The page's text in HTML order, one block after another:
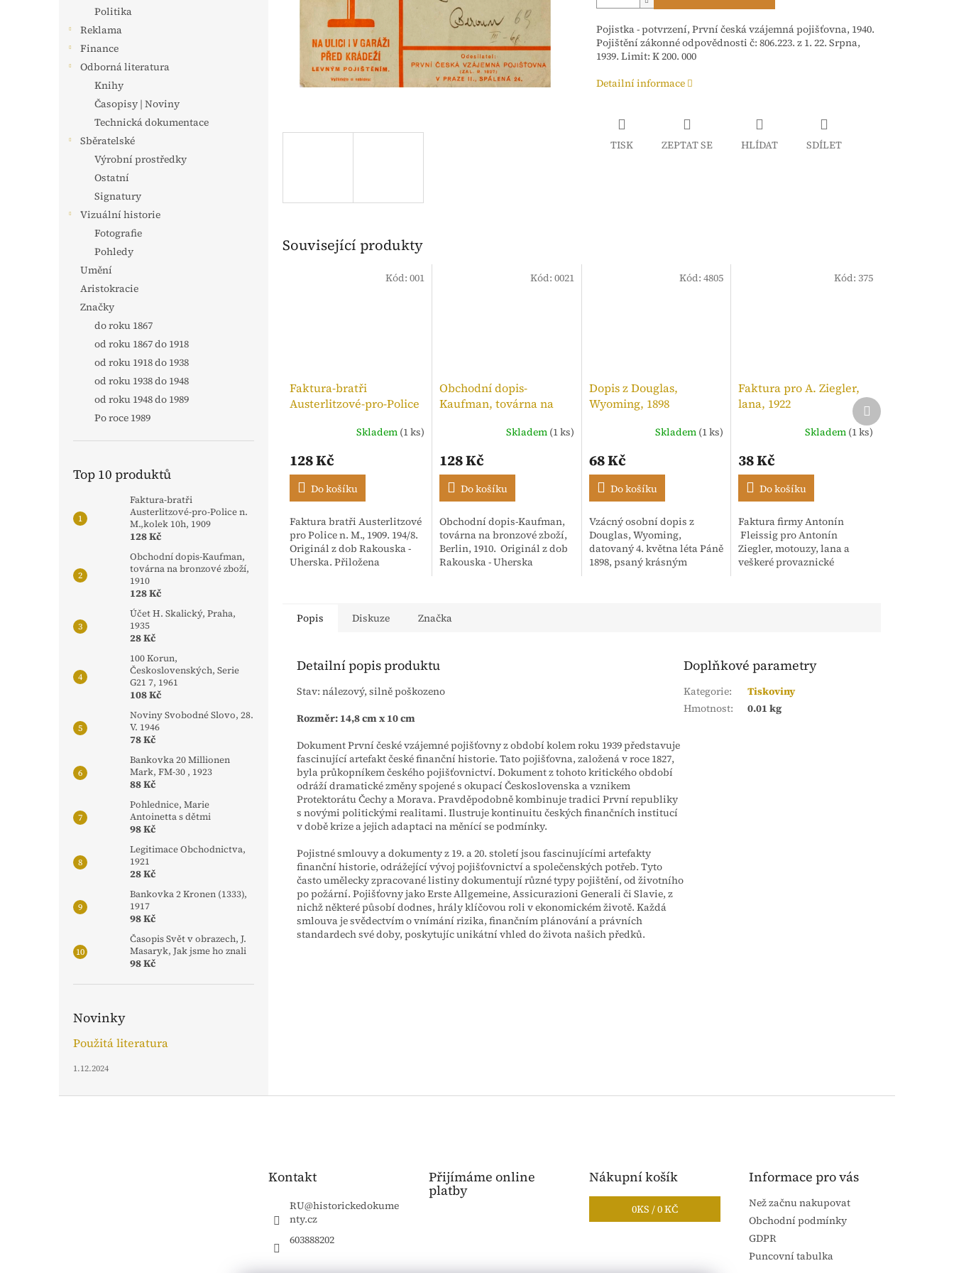
Politika
Reklama
Finance
Odborná literatura
Knihy
Časopisy | Noviny
Technická dokumentace
Sběratelské
Výrobní prostředky
Ostatní
Signatury
Vizuální historie
Fotografie
Pohledy
Umění
Aristokracie
Značky
do roku 1867
od roku 1867 do 1918
od roku 1918 do 1938
od roku 1938 do 1948
od roku 1948 do 1989
Po roce 1989
Top 10 produktů
Faktura-bratři
Austerlitzové-pro-Police n.
M.,kolek 10h, 1909
128 Kč
Obchodní dopis-Kaufman,
továrna na bronzové zboží,
1910
128 Kč
Účet H. Skalický, Praha,
1935
28 Kč
100 Korun,
Československých, Serie
G21 7, 1961
108 Kč
Noviny Svobodné Slovo, 28.
V. 1946
78 Kč
Bankovka 20 Millionen
Mark, FM-30 , 1923
88 Kč
Pohlednice, Marie
Antoinetta s dětmi
98 Kč
Legitimace Obchodnictva,
1921
28 Kč
Bankovka 2 Kronen (1333),
1917
98 Kč
Časopis Svět v obrazech, J.
Masaryk, Jak jsme ho znali
98 Kč
Novinky
Použitá literatura
1.12.2024
Pojistka - potvrzení, První česká vzájemná pojišťovna, 1940.
Pojištění zákonné odpovědnosti č: 806.223. z 1. 22. Srpna,
1939. Limit: K 200. 000
Detailní informace
TISK ZEPTAT SE HLÍDAT SDÍLET
Související produkty
Faktura-bratři
Austerlitzové-pro-Police
Skladem (1 ks)
128 Kč
Do košíku
Faktura bratři Austerlitzové
pro Police n. M., 1909. 194/8.
Originál z dob Rakouska -
Uherska. Přiložena
Kód: 001
Obchodní dopis-
Kaufman, továrna na
Skladem (1 ks)
128 Kč
Do košíku
Obchodní dopis-Kaufman,
továrna na bronzové zboží,
Berlin, 1910. Originál z dob
Rakouska - Uherska
Kód: 0021
Dopis z Douglas,
Wyoming, 1898
produktu
je
5,0
z
5
hvězdiček.
Skladem (1 ks)
68 Kč
Do košíku
Vzácný osobní dopis z
Douglas, Wyoming,
datovaný 4. května léta Páně
1898, psaný krásným
Kód:4805
Faktura pro A. Ziegler,
lana, 1922
Skladem (1 ks)
38 Kč
Do košíku
Faktura firmy Antonín
Fleissig pro Antonín
Ziegler, motouzy, lana a
veškeré provaznické
Kód: 375
Další
produkt
Popis Diskuze Značka
Detailní popis produktu
Stav: nálezový, silně poškozeno
Rozměr: 14,8 cm x 10 cm
Dokument První české vzájemné pojišťovny z období kolem roku 1939 představuje
fascinující artefakt české finanční historie. Tato pojišťovna, založená v roce 1827,
byla průkopníkem českého pojišťovnictví. Dokument z tohoto kritického období
odráží dramatické změny spojené s okupací Československa a vznikem
Protektorátu Čechy a Morava. Pravděpodobně kombinuje tradici První republiky
s novými politickými realitami. Ilustruje kontinuitu českých finančních institucí
v době krize a jejich adaptaci na měnící se podmínky.
Pojistné smlouvy a dokumenty z 19. a 20. století jsou fascinujícími artefakty
finanční historie, odrážející vývoj pojišťovnictví a společenských potřeb. Tyto
často umělecky zpracované listiny dokumentují různé typy pojištění, od životního
po požární. Pojišťovny jako Erste Allgemeine, Assicurazioni Generali či Slavie, z
nichž některé působí dodnes, hrály klíčovou roli v ekonomickém životě. Každá
smlouva je svědectvím o vnímání rizika, finančním plánování a právních
standardech své doby, poskytujíc unikátní vhled do života našich předků.
Doplňkové parametry
Kategorie:
Tiskoviny
Hmotnost: 0.01 kg
Kontakt
RU@historickedokume
nty.cz
603888202
Přijímáme online
platby
Nákupní košík
0KS /0 KČ
Informace pro vás
Než začnu nakupovat
Obchodní podmínky
GDPR
Puncovní tabulka